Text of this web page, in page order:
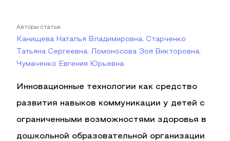
Авторы статьи
Канищева Наталья Владимировна, Старченко
Татьяна Сергеевна, Ломоносова Зоя Викторовна,
Чумаченко Евгения Юрьевна
Инновационные технологии как средство
развития навыков коммуникации у детей с
ограниченными возможностями здоровья в
дошкольной образовательной организации